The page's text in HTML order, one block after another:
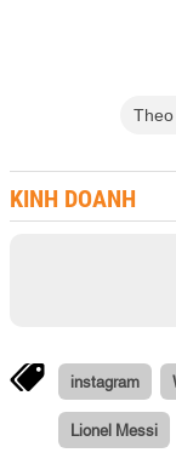
Theo
KINH DOANH
instagram
Lionel Messi